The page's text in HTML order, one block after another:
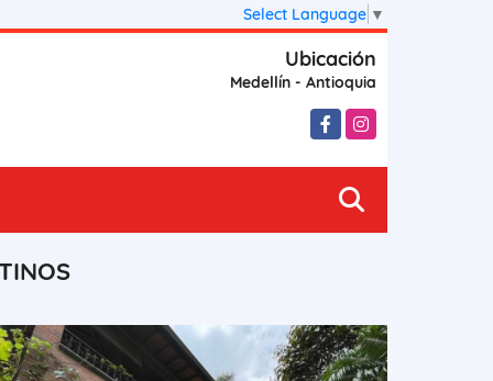
Select Language ▼
Ubicación
Medellín - Antioquia
FacebookInstagram